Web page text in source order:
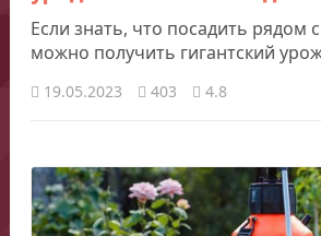
Если знать, что посадить рядом
можно получить гигантский
19.05.2023 403 4.8